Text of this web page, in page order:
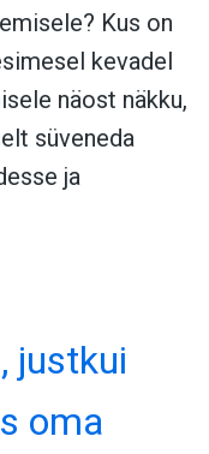
Kus on
kevadel
näost näkku,
süveneda
ja
justkui
oma